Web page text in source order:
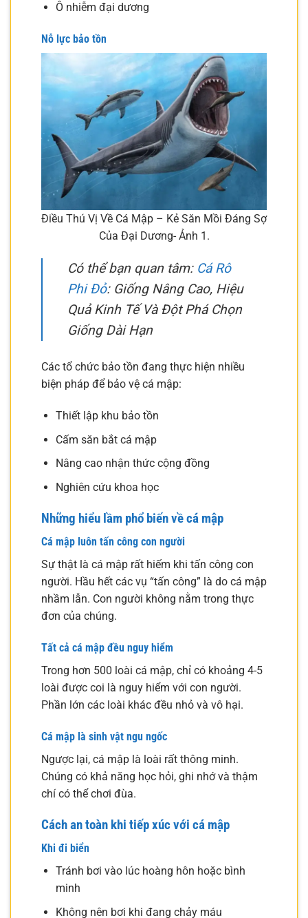
Ô nhiễm đại dương
Nỗ lực bảo tồn
Điều Thú Vị Về Cá Mập – Kẻ Săn Mồi Đáng Sợ
Của Đại Dương- Ảnh 1.
Có thể bạn quan tâm: Cá Rô
Phi Đỏ: Giống Nâng Cao, Hiệu
Quả Kinh Tế Và Đột Phá Chọn
Giống Dài Hạn
Các tổ chức bảo tồn đang thực hiện nhiều
biện pháp để bảo vệ cá mập:
Thiết lập khu bảo tồn
Cấm săn bắt cá mập
Nâng cao nhận thức cộng đồng
Nghiên cứu khoa học
Những hiểu lầm phổ biến về cá mập
Cá mập luôn tấn công con người
Sự thật là cá mập rất hiếm khi tấn công con
người. Hầu hết các vụ “tấn công” là do cá mập
nhầm lẫn. Con người không nằm trong thực
đơn của chúng.
Tất cả cá mập đều nguy hiểm
Trong hơn 500 loài cá mập, chỉ có khoảng 4-5
loài được coi là nguy hiểm với con người.
Phần lớn các loài khác đều nhỏ và vô hại.
Cá mập là sinh vật ngu ngốc
Ngược lại, cá mập là loài rất thông minh.
Chúng có khả năng học hỏi, ghi nhớ và thậm
chí có thể chơi đùa.
Cách an toàn khi tiếp xúc với cá mập
Khi đi biển
Tránh bơi vào lúc hoàng hôn hoặc bình
minh
Không nên bơi khi đang chảy máu